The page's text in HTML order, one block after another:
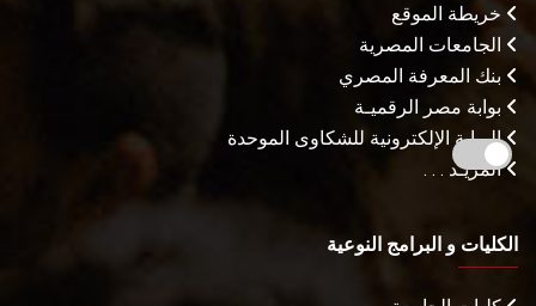
خريطة الموقع
الجامعات المصرية
بنك المعرفة المصري
بوابة مصر الرقميـة
البوابة الإلكترونية للشكاوى الموحدة
المزيـد . . .
الكليات و البرامج النوعية